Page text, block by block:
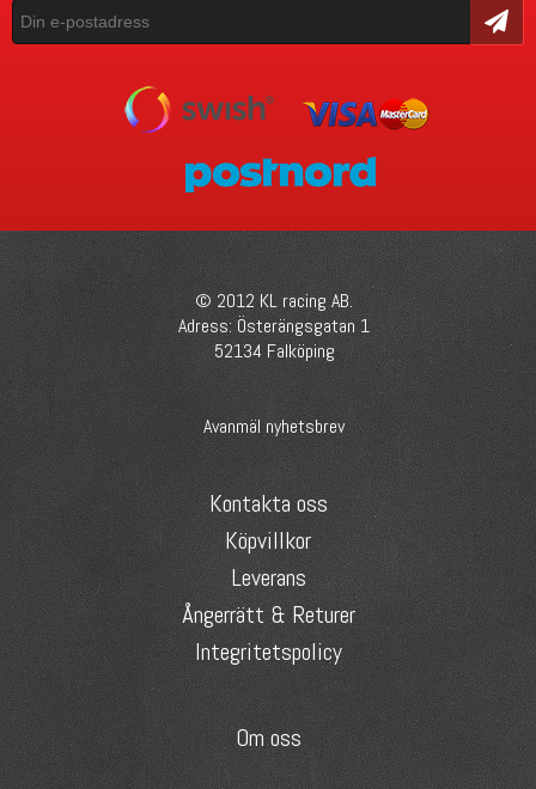
Skicka
© 2012 KL racing AB.
Adress: Österängsgatan 1
52134 Falköping
Avanmäl nyhetsbrev
Kontakta oss
Köpvillkor
Leverans
Ångerrätt & Returer
Integritetspolicy
Om oss